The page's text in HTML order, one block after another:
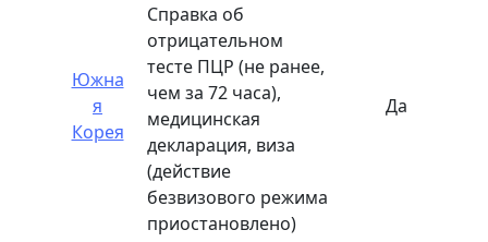
Южна
я
Корея
Справка об
отрицательном
тесте ПЦР (не ранее,
чем за 72 часа),
медицинская
декларация, виза
(действие
безвизового режима
приостановлено)
Да